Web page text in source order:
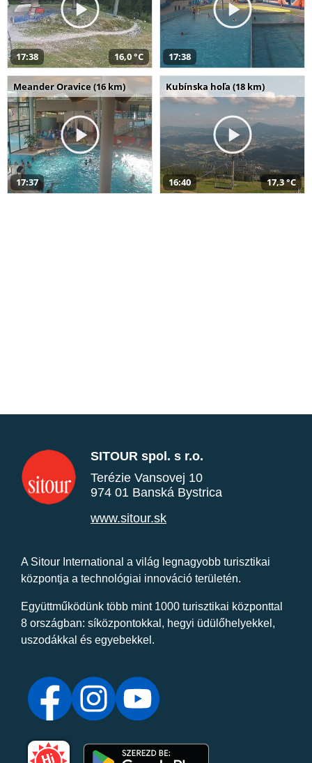
17:38 16,0 °C 17:38
Meander Oravice (16 km)
17:37
Kubínska hoľa (18 km)
16:40 17,3 °C
SITOUR spol. s r.o.
Terézie Vansovej 10
974 01 Banská Bystrica
www.sitour.sk
A Sitour International a világ legnagyobb turisztikai
központja a technológiai innováció területén.
Együttműködünk több mint 1000 turisztikai központtal
8 országban: síközpontokkal, hegyi üdülőhelyekkel,
uszodákkal és egyebekkel.